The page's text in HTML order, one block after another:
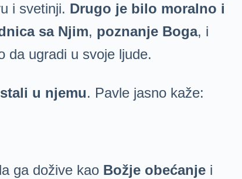
i svetinji. Drugo je bilo moralno i
sa Njim, poznanje Boga, i
da ugradi u svoje ljude.
u njemu. Pavle jasno kaže:
ga dožive kao Božje obećanje i